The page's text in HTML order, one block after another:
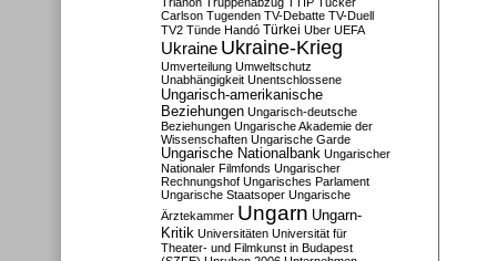
Carlson Tugenden TV-Debatte TV-Duell
TV2 Tünde Handó Türkei Uber UEFA
Ukraine Ukraine-Krieg
Umverteilung Umweltschutz
Unabhängigkeit Unentschlossene
Ungarisch-amerikanische
Beziehungen Ungarisch-deutsche
Beziehungen Ungarische Akademie der
Wissenschaften Ungarische Garde
Ungarische Nationalbank Ungarischer
Nationaler Filmfonds Ungarischer
Rechnungshof Ungarisches Parlament
Ungarische Staatsoper Ungarische
Ärztekammer Ungarn Ungarn-
Kritik Universitäten Universität für
Theater- und Filmkunst in Budapest